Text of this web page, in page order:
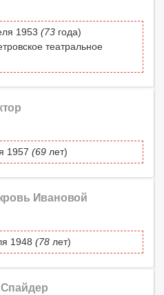
1953 (73 года)
театральное
1957 (69 лет)
Ивановой
1948 (78 лет)